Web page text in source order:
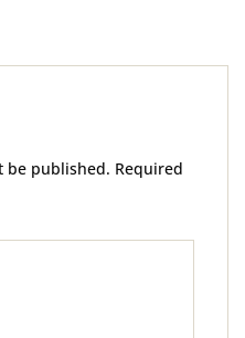
be published. Required